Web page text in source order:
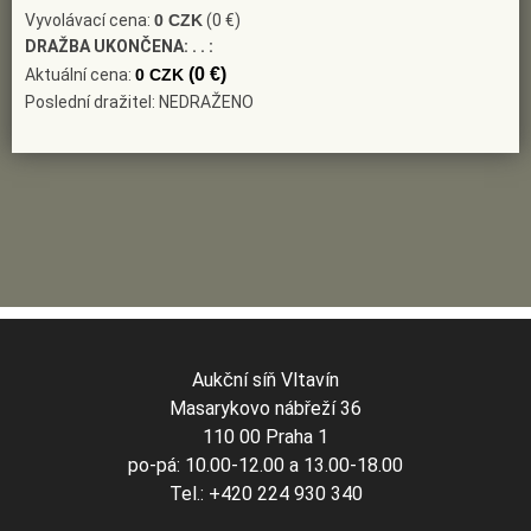
Vyvolávací cena: 0 CZK(0 €)
DRAŽBA UKONČENA: . . :
Aktuální cena: 0 CZK (0 €)
Poslední dražitel: NEDRAŽENO
Aukční síň Vltavín
Masarykovo nábřeží 36
110 00 Praha 1
po-pá: 10.00-12.00 a 13.00-18.00
Tel.: +420 224 930 340